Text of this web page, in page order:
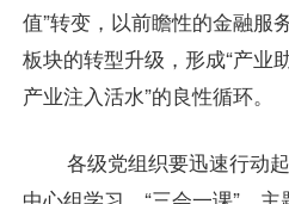
值”转变，以前瞻性的金融服
板块的转型升级，形成“产业
产业注入活水”的良性循环。
各级党组织要迅速行动